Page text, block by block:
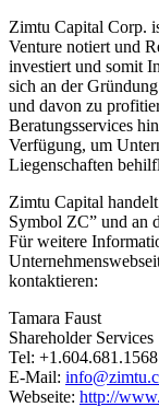
Zimtu Capital Corp.
Venture notiert und
investiert und somit
sich an der
und davon zu
Beratungsservices
Verfügung, um
Liegenschaften
Zimtu Capital
Symbol ZC” und an
Für weitere
kontaktieren:
Tamara Faust
Shareholder Services
Tel: +1.604.681.1568
E-Mail:
Webseite: http://